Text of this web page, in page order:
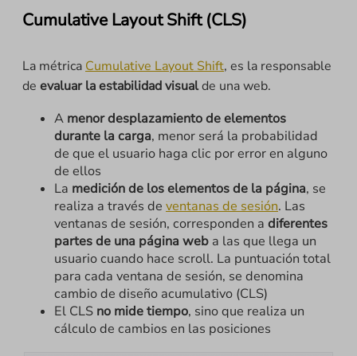
Cumulative Layout Shift (CLS)
La métrica Cumulative Layout Shift, es la responsable
de evaluar la estabilidad visualde una web.
A menor desplazamiento de elementos
durante la carga, menor será la probabilidad
de que el usuario haga clic por error en alguno
de ellos
La medición de los elementos de la página, se
realiza a través de ventanas de sesión. Las
ventanas de sesión, corresponden a diferentes
partes de una página web a las que llega un
usuario cuando hace scroll. La puntuación total
para cada ventana de sesión, se denomina
cambio de diseño acumulativo (CLS)
El CLS no mide tiempo, sino que realiza un
cálculo de cambios en las posiciones